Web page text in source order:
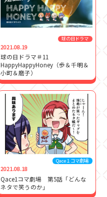
球の日ドラマ
2021.08.19
球の日ドラマ＃11
HappyHappyHoney（歩＆千明＆
小町＆磨子）
Qace１コマ劇場
2021.08.18
Qace1コマ劇場 第5話「どんな
ネタで笑うのか」